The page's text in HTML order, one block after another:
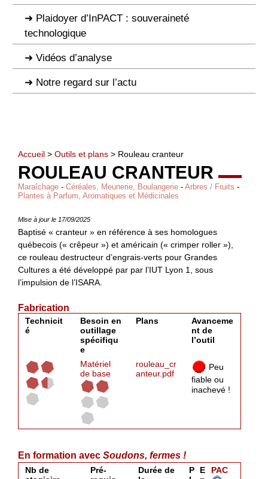
Plaidoyer d’InPACT : souveraineté
technologique
Vidéos d’analyse
Notre regard sur l’actu
Accueil > Outils et plans > Rouleau cranteur
ROULEAU CRANTEUR
Maraîchage - Céréales, Meunerie, Boulangerie - Arbres / Fruits -
Plantes à Parfum, Aromatiques et Médicinales
Mise à jour le 17/09/2025
Baptisé « cranteur » en référence à ses homologues
québecois (« crêpeur ») et américain (« crimper roller »),
ce rouleau destructeur d’engrais-verts pour Grandes
Cultures a été développé par par l’IUT Lyon 1, sous
l’impulsion de l’ISARA.
Fabrication
Technicit
é
Besoin en
outillage
spécifiqu
e
Plans
Avanceme
nt de
l’outil
Matériel
de base
rouleau_cr
anteur.pdf
Peu
fiable ou
inachevé !
En formation avec Soudons, fermes !
Nb de
Pré-
Durée de
P
E
PAC